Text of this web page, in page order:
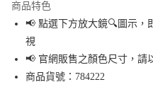
Apple Pay
街口支付
悠遊付
商品特色
📢 點選下方放大鏡🔍圖示，
視
📢 官網販售之顏色尺寸，請
商品貨號：784222